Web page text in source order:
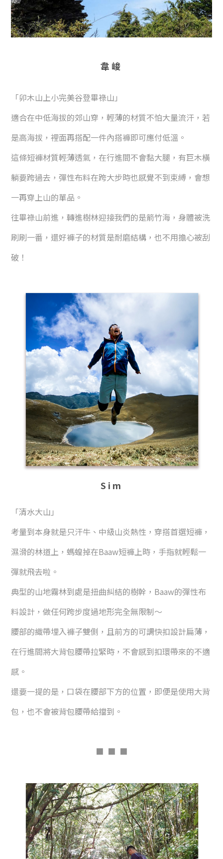
韋峻
「卯木山上小完美谷登畢祿山」
適合在中低海拔的郊山穿，輕薄的材質不怕大量流汗，若
是高海拔，裡面再搭配一件內搭褲即可應付低溫。
這條短褲材質輕薄透氣，在行進間不會黏大腿，有巨木橫
躺要跨過去，彈性布料在跨大步時也感覺不到束縛， 會想
一再穿上山的單品。
往畢祿山前進，轉進樹林迎接我們的是箭竹海，身體被洗
刷刷一番，還好褲子的材質是耐磨結構，也不用擔心被刮
破！
Sim
「清水大山」
考量到本身就是只汗牛、 中級山炎熱性， 穿搭首選短褲，
濕滑的林道上， 螞蝗掉在Baaw短褲上時， 手指就輕鬆一
彈就飛去啦。
典型的山地霧林到處是扭曲糾結的樹幹， Baaw的彈性布
料設計， 做任何跨步度過地形完全無限制～
腰部的織帶埋入褲子雙側， 且前方的可調快扣設計扁薄，
在行進間將大背包腰帶拉緊時， 不會感到扣環帶來的不適
感。
還要一提的是， 口袋在腰部下方的位置， 即便是使用大背
包， 也不會被背包腰帶給擋到。
■ ■ ■